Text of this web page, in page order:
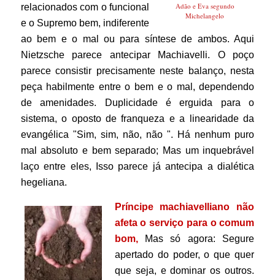
Adão e Eva segundo
Michelangelo
relacionados com o funcional
e o Supremo bem, indiferente
ao bem e o mal ou para síntese de ambos. Aqui
Nietzsche parece antecipar Machiavelli. O poço
parece consistir precisamente neste balanço, nesta
peça habilmente entre o bem e o mal, dependendo
de amenidades. Duplicidade é erguida para o
sistema, o oposto de franqueza e a linearidade da
evangélica "Sim, sim, não, não ". Há nenhum puro
mal absoluto e bem separado; Mas um inquebrável
laço entre eles, Isso parece já antecipa a dialética
hegeliana.
Príncipe machiavelliano não
afeta o serviço para o comum
bom,
Mas só agora: Segure
apertado do poder, o que quer
que seja, e dominar os outros.